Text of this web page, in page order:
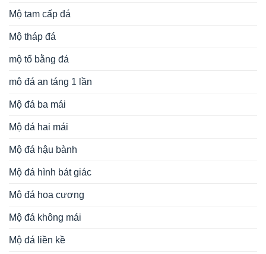
Mộ tam cấp đá
Mộ tháp đá
mộ tổ bằng đá
mộ đá an táng 1 lần
Mộ đá ba mái
Mộ đá hai mái
Mộ đá hậu bành
Mộ đá hình bát giác
Mộ đá hoa cương
Mộ đá không mái
Mộ đá liền kề